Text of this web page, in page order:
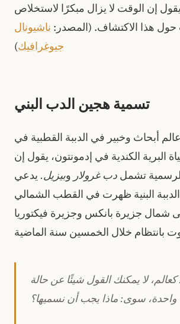
إن الوقت لا يزال مبكرًا لاستخلاص
حول هذا الاكتشاف. (المصدر: ناشيونال
جيوغرافيك)
تسمية هجين الدب البني
عالم أبحاث وخبير في الدببة القطبية في
البرية الكندية في إدمونتون، يقول إن
تشمل دب غرولار وبيزيل. يدعي
الدببة البنية ظهرت في القطب الشمالي
شمال جزيرة بانكس وجزيرة فيكتوريا
لا يمكنك القول شيئًا عن حالة
واحدة، سوى: ماذا يجب أن نسميها؟